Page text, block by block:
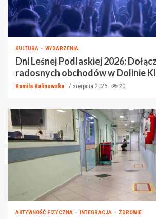
KULTURA WYDARZENIA
Dni Leśnej Podlaskiej 2026:
radosnych obchodów w Dolinie
Kamila Kalinowska 7 sierpnia 2026 20
AKTYWNOŚĆ FIZYCZNA INTEGRACJA ZDROWIE